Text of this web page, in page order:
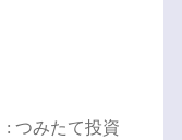
: つみたて投資